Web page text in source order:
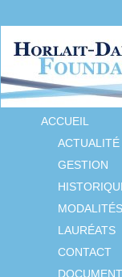
ACCUEIL
ACTUALITÉ
GESTION
MODALITÉS
LAURÉATS
CONTACT